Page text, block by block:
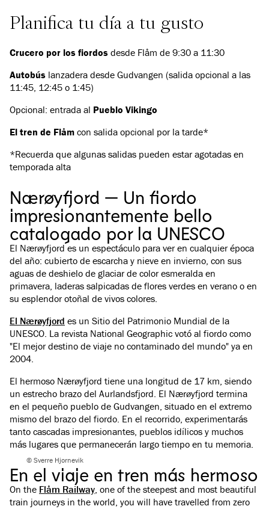
Planifica tu día a tu gusto
Crucero por los fiordos desde Flåm de 9:30 a 11:30
Autobús lanzadera desde Gudvangen (salida opcional a las
11:45, 12:45 o 1:45)
Opcional: entrada al Pueblo Vikingo
El tren de Flåm con salida opcional por la tarde*
*Recuerda que algunas salidas pueden estar agotadas en
temporada alta
Nærøyfjord — Un fiordo
impresionantemente bello
catalogado por la UNESCO
El Nærøyfjord es un espectáculo para ver en cualquier época
del año: cubierto de escarcha y nieve en invierno, con sus
aguas de deshielo de glaciar de color esmeralda en
primavera, laderas salpicadas de flores verdes en verano o en
su esplendor otoñal de vivos colores.
El Nærøyfjord es un Sitio del Patrimonio Mundial de la
UNESCO. La revista National Geographic votó al fiordo como
"El mejor destino de viaje no contaminado del mundo" ya en
2004.
El hermoso Nærøyfjord tiene una longitud de 17 km, siendo
un estrecho brazo del Aurlandsfjord. El Nærøyfjord termina
en el pequeño pueblo de Gudvangen, situado en el extremo
mismo del brazo del fiordo. En el recorrido, experimentarás
tanto cascadas impresionantes, pueblos idílicos y muchos
más lugares que permanecerán largo tiempo en tu memoria.
© Sverre Hjornevik
En el viaje en tren más hermoso
On the Flåm Railway, one of the steepest and most beautiful
train journeys in the world, you will have travelled from zero